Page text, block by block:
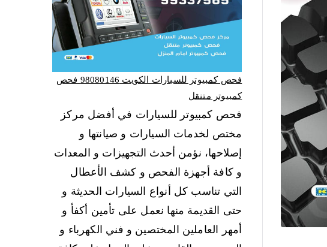
فحص كمبيوتر للسيارات الكويت 98080146‬ فحص
كمبيوتر متنقل
فحص كمبيوتر للسيارات في أفضل مركز
مختص لخدمات السيارات و صيانتها و
إصلاحها، نؤمن أحدث التجهيزات و المعدات
و كافة أجهزة الفحص و كشف الأعطال
التي تناسب كل أنواع السيارات الحديثة و
حتى القديمة منها نعمل على تأمين أكفأ و
أمهر العاملين المختصين و فني الكهرباء و